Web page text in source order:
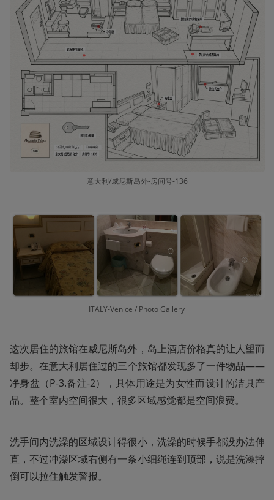
意大利/威尼斯岛外-房间号-136
ITALY-Venice / Photo Gallery
这次居住的旅馆在威尼斯岛外，岛上酒店价格真的让人望而
却步。在意大利居住过的三个旅馆都发现多了一件物品——
净身盆（P-3.备注-2），具体用途是为女性而设计的洁具产
品。整个室内空间很大，很多区域感觉都是空间浪费。
洗手间内洗澡的区域设计得很小，洗澡的时候手都没办法伸
直，不过冲澡区域右侧有一条小细绳连到顶部，说是洗澡摔
倒可以拉住触发警报。